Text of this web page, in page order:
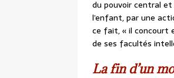
du pouvoir central et
l’enfant, par une
ce fait, « il concourt
de ses facultés
La fin d’un